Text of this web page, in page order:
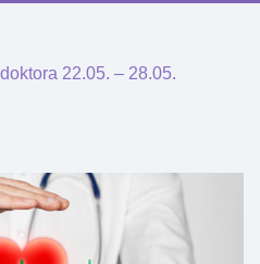
22.05. – 28.05.